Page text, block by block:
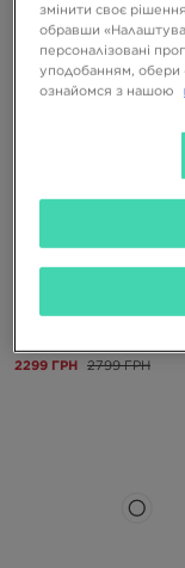
2299 ГРН 2799 ГРН
змінити своє
обравши
персоналізовані
уподобанням, обери
ознайомся з нашою